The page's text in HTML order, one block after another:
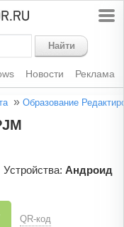
Найти
Новости Реклама
» Образование
Устройства: Андроид
QR-код